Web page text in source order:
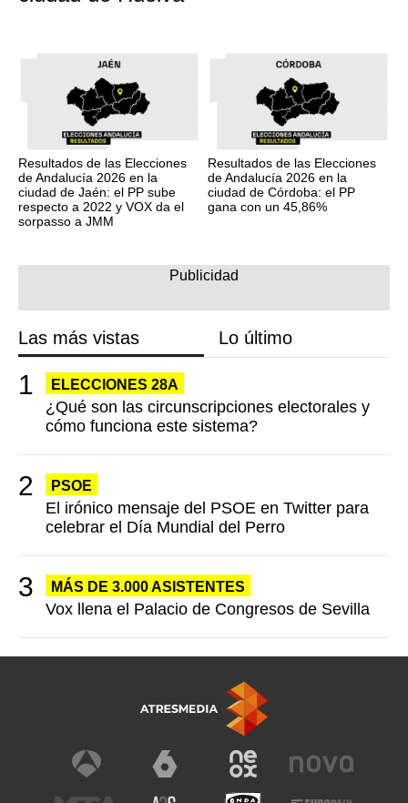
Resultados de las Elecciones
de Andalucía 2026 en la
ciudad de Jaén: el PP sube
respecto a 2022 y VOX da el
sorpasso a JMM
Resultados de las Elecciones
de Andalucía 2026 en la
ciudad de Córdoba: el PP
gana con un 45,86%
Las más vistas Lo último
ELECCIONES 28A
¿Qué son las circunscripciones electorales y
cómo funciona este sistema?
PSOE
El irónico mensaje del PSOE en Twitter para
celebrar el Día Mundial del Perro
MÁS DE 3.000 ASISTENTES
Vox llena el Palacio de Congresos de Sevilla